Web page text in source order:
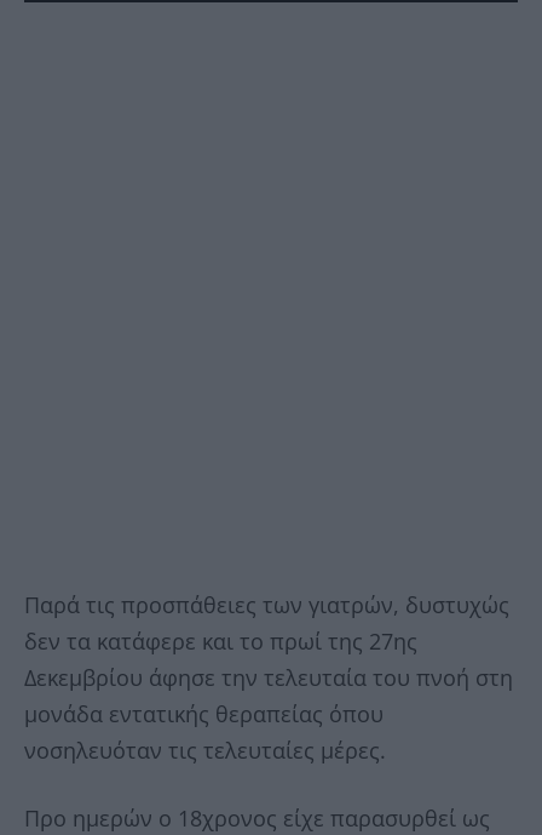
Παρά τις προσπάθειες των γιατρών, δυστυχώς
δεν τα κατάφερε και το πρωί της 27ης
Δεκεμβρίου άφησε την τελευταία του πνοή στη
μονάδα εντατικής θεραπείας όπου
νοσηλευόταν τις τελευταίες μέρες.
Προ ημερών ο 18χρονος είχε παρασυρθεί ως